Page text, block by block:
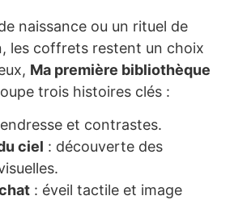
naissance ou un rituel de
les coffrets restent un choix
Ma première bibliothèque
trois histoires clés :
et contrastes.
ciel : découverte des
: éveil tactile et image